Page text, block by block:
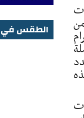
عدد
الطقس